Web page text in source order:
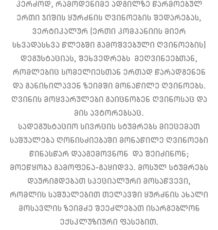
კერძოდ, რამოდენიმე ადგილზე წარმოებულ
ერთი ჯიშის ყურძნის ღვინოების შედარებას,
ვერტიკალურ (ერთი კომპანიის მიერ
სხვადასხვა წლებში გამოშვებული ღვინოების)
დეგუსტაციას, შეხვედრებს მეღვინეებთან,
რომლებიც სომელიესთან ერთად წარადგენენ
და განიხილავენ ზეიმში მონაწილე ღვინოებს.
ღვინის მოყვარულები გაიცნობენ ღვინოსაც და
მის ავტორებსაც.
სადეგუსტაციო სივრცის სტუმრებს მიეცემათ
საშუალება ღონისძიებაში მონაწილე ღვინოები
წინასწარ დააგემოვნონ და შეიძინონ;
მოეწყობა გამოფენა-გაყიდვა. მოსულ სტუმრებს
დაურიგდებათ სპეციალური მოსაწვევი,
რომლის საშუალებით თელავში ყურძნის ახალი
მოსავლის ზეიმძე შეეძლებათ ისარგებლონ
ექსკლუზიური ფასებით.